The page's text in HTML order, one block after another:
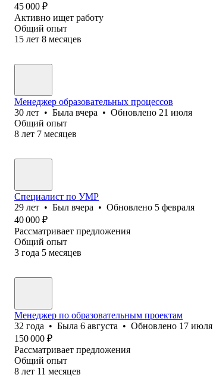
45 000 ₽
Активно ищет работу
Общий опыт
15 лет 8 месяцев
Менеджер образовательных процессов
30 лет • Была вчера • Обновлено 21 июля
Общий опыт
8 лет 7 месяцев
Специалист по УМР
29 лет • Был вчера • Обновлено 5 февраля
40 000 ₽
Рассматривает предложения
Общий опыт
3 года 5 месяцев
Менеджер по образовательным проектам
32 года • Была 6 августа • Обновлено 17 июля
150 000 ₽
Рассматривает предложения
Общий опыт
8 лет 11 месяцев